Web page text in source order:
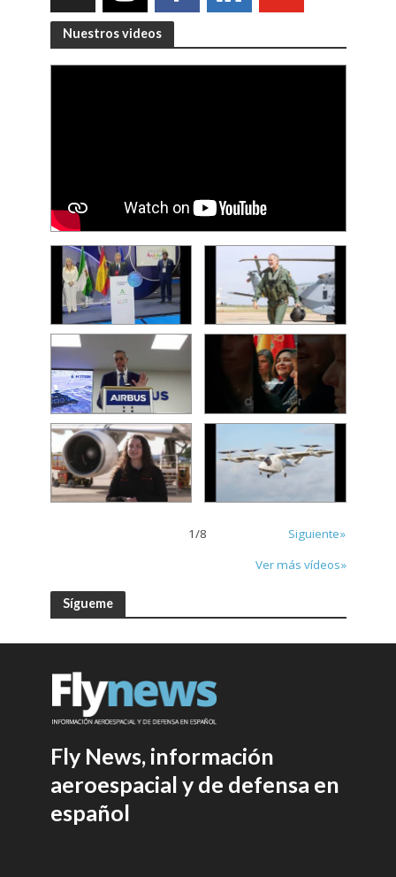
Nuestros videos
1/8
Siguiente»
Ver más vídeos»
Sígueme
Fly News, información
aeroespacial y de defensa en
español